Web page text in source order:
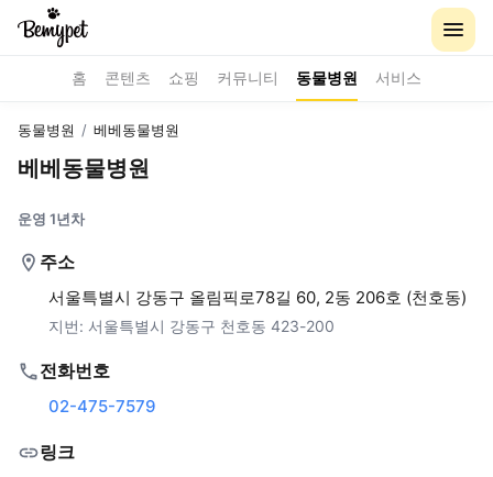
홈 콘텐츠 쇼핑 커뮤니티 동물병원 서비스
동물병원 / 베베동물병원
베베동물병원
운영 1년차
주소
서울특별시 강동구 올림픽로78길 60, 2동 206호 (천호동)
지번: 서울특별시 강동구 천호동 423-200
전화번호
02-475-7579
링크